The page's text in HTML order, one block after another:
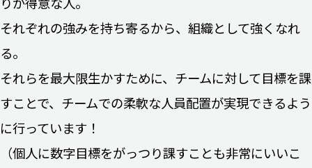
それぞれの強みを持ち寄るから、組織として強くなれ
る。
それらを最大限生かすために、チームに対して目標を課
すことで、チームでの柔軟な人員配置が実現できるよう
に行っています！
（個人に数字目標をがっつり課すことも非常にいいこ